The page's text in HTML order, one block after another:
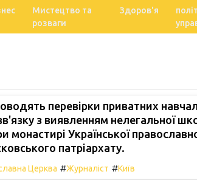
Мистецтво та
розваги
Здоров'я
перевірки приватних
з виявленням нелегальної
монастирі Української
патріархату.
Церква #Журналіст #Київ